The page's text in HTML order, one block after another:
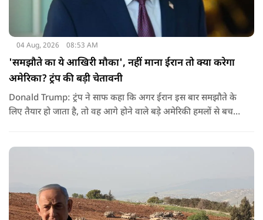
04 Aug, 2026 08:53 AM
'समझौते का ये आखिरी मौका', नहीं माना ईरान तो क्या करेगा
अमेरिका? ट्रंप की बड़ी चेतावनी
Donald Trump: ट्रंप ने साफ कहा कि अगर ईरान इस बार समझौते के
लिए तैयार हो जाता है, तो वह आगे होने वाले बड़े अमेरिकी हमलों से बच